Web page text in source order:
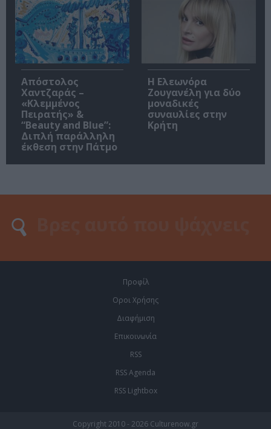
Απόστολος
Χαντζαράς –
«Κλεμμένος
Πειρατής» &
“Beauty and Blue”:
Διπλή παράλληλη
έκθεση στην Πάτμο
Η Ελεωνόρα
Ζουγανέλη για δύο
μοναδικές
συναυλίες στην
Κρήτη
Προφίλ
Οροι Χρήσης
Διαφήμιση
Επικοινωνία
RSS
RSS Agenda
RSS Lightbox
Copyright 2010 - 2026 Culturenow.gr